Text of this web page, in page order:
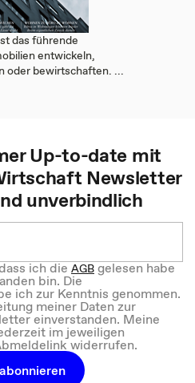
das führende
entwickeln,
oder bewirtschaften. ...
Up-to-date mit
Newsletter
unverbindlich
ich dieAGBgelesen habe
bin. Die
ich zur Kenntnis genommen.
meiner Daten zur
einverstanden. Meine
im jeweiligen
widerrufen.